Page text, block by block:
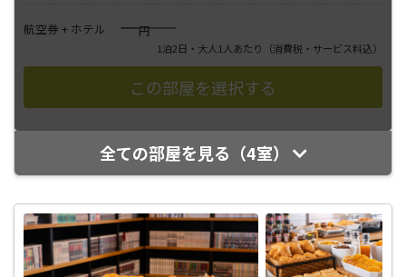
航空券 + ホテル ――――円
1泊2日・大人1人あたり （消費税・サービス料込）
全ての部屋を見る（4室）